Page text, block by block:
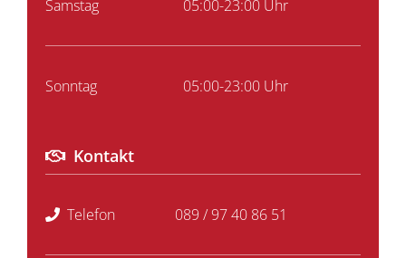
Samstag 05:00-23:00 Uhr
Sonntag 05:00-23:00 Uhr
Kontakt
Telefon 089 / 97 40 86 51